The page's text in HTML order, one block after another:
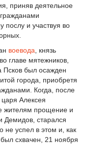
приняв деятельное
послу и участвуя во
воевода , князь
главе мятежников,
Псков был осажден
города, приобретя
Когда, после
Алексея
жителям прощение и
Демидов, старался
не успел в этом и, как
схвачен, 21 ноября